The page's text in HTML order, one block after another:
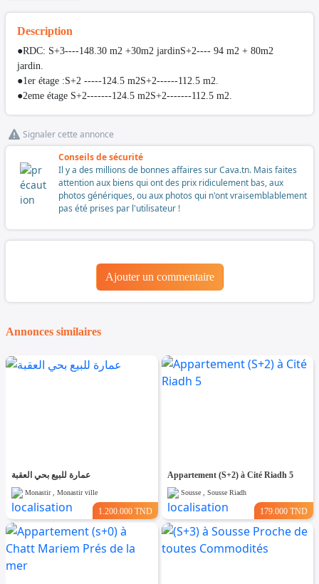
Description
●RDC: S+3----148.30 m2 +30m2 jardinS+2---- 94 m2 + 80m2
jardin.
●1er étage :S+2 -----124.5 m2S+2------112.5 m2.
●2eme étage S+2-------124.5 m2S+2-------112.5 m2.
Signaler cette annonce
Conseils de sécurité
Il y a des millions de bonnes affaires sur Cava.tn. Mais faites
attention aux biens qui ont des prix ridiculement bas, aux
photos génériques, ou aux photos qui n'ont vraisemblablement
pas été prises par l'utilisateur !
Ajouter un commentaire
Annonces similaires
عمارة للبيع بحي العقبة
Monastir , Monastir ville
1.200.000 TND
Appartement (S+2) à Cité Riadh 5
Sousse , Sousse Riadh
179.000 TND